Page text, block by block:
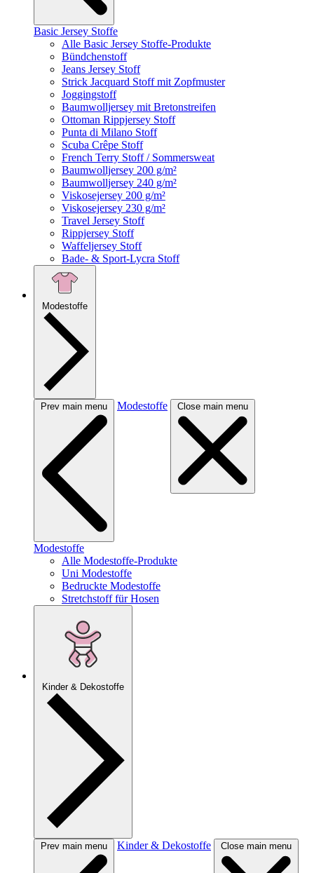
Basic Jersey Stoffe
Alle Basic Jersey Stoffe-Produkte
Bündchenstoff
Jeans Jersey Stoff
Strick Jacquard Stoff mit Zopfmuster
Joggingstoff
Baumwolljersey mit Bretonstreifen
Ottoman Rippjersey Stoff
Punta di Milano Stoff
Scuba Crêpe Stoff
French Terry Stoff / Sommersweat
Baumwolljersey 200 g/m²
Baumwolljersey 240 g/m²
Viskosejersey 200 g/m²
Viskosejersey 230 g/m²
Travel Jersey Stoff
Rippjersey Stoff
Waffeljersey Stoff
Bade- & Sport-Lycra Stoff
Modestoffe
Prev main menu Modestoffe Close main menu
Modestoffe
Alle Modestoffe-Produkte
Uni Modestoffe
Bedruckte Modestoffe
Stretchstoff für Hosen
Kinder & Dekostoffe
Prev main menu Kinder & Dekostoffe Close main menu